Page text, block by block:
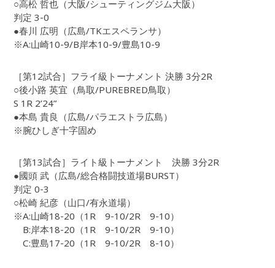
○高松 哲也（大阪/シューティングジム大阪）
判定 3-0
●春川 広明（広島/TKエスペランサ）
※A:山崎10-9/B岸本10-9/豊島10-9
［第12試合］フライ級トーナメント 決勝 3分2R
○後小路 英宜（鳥取/PUREBRED鳥取）
S 1R 2’24”
●本島 貴良（広島/パラエストラ広島）
※腕ひしぎ十字固め
［第13試合］ライト級トーナメント 決勝 3分2R
●國頭 武（広島/総合格闘技道場BURST）
判定 0-3
○松崎 紀彦（山口/有永道場）
※A:山崎18-20（1R 9-10/2R 9-10）
B:岸本18-20（1R 9-10/2R 9-10）
C:豊島17-20（1R 9-10/2R 8-10）